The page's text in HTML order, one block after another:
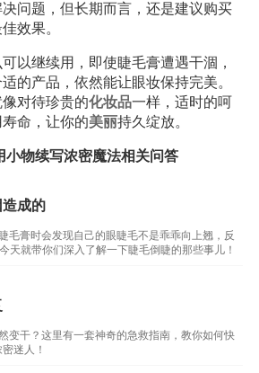
问题，但长期而言，还是建议购买
效果。
以继续用，即使睫毛膏遭遇干涸，
的产品，依然能让眼妆保持完美。
对待珍贵的化妆品一样，适时的呵
命，让你的美丽持久绽放。
小物续写浓密魔法相关问答
成的
毛膏时会发现自己的眼睫毛不是乖乖向上翘，反
天就带你们深入了解一下睫毛倒睫的那些事儿！
变干？这里有一套神奇的急救指南，教你如何快
迷人！